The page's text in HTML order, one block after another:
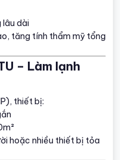
lâu dài
tăng tính thẩm mỹ tổng
– Làm lạnh
thiết bị:
hoặc nhiều thiết bị tỏa